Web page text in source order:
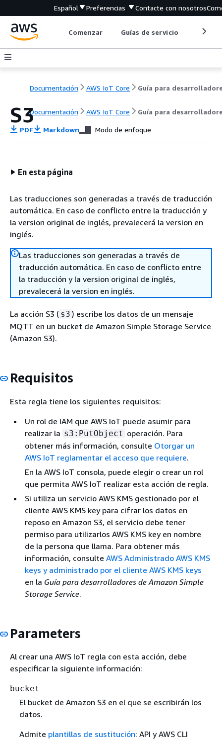
Español Preferencias Contacte con nosotros
Comenzar Guías de servicio
Documentación AWS IoT Core Guía para
Documentación AWS IoT Core Guía para
S3
PDF Markdown Modo de enfoque
En esta página
Las traducciones son generadas a través de traducción
automática. En caso de conflicto entre la traducción y
la version original de inglés, prevalecerá la version en
inglés.
Las traducciones son generadas a través de
traducción automática. En caso de conflicto entre
la traducción y la version original de inglés,
prevalecerá la version en inglés.
La acción S3 ( s3 ) escribe los datos de un mensaje
MQTT en un bucket de Amazon Simple Storage Service
(Amazon S3).
Requisitos
Esta regla tiene los siguientes requisitos:
Un rol de IAM que AWS IoT puede asumir para
realizar la s3:PutObject operación. Para
obtener más información, consulte Otorgar un
AWS IoT reglamentar el acceso que requiere.
En la AWS IoT consola, puede elegir o crear un rol
que permita AWS IoT realizar esta acción de regla.
Si utiliza un servicio AWS KMS gestionado por el
cliente AWS KMS key para cifrar los datos en
reposo en Amazon S3, el servicio debe tener
permiso para utilizarlos AWS KMS key en nombre
de la persona que llama. Para obtener más
información, consulte AWS Administrado AWS KMS
keys y administrado por el cliente AWS KMS keys
en la Guía para desarrolladores de Amazon Simple
Storage Service.
Parameters
Al crear una AWS IoT regla con esta acción, debe
especificar la siguiente información:
bucket
El bucket de Amazon S3 en el que se escribirán los
datos.
Admite plantillas de sustitución: API y AWS CLI